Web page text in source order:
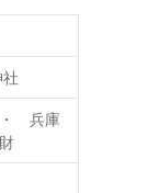
・ 兵庫